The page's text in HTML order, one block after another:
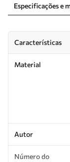
Especificações e
Características
Material
Autor
Número do